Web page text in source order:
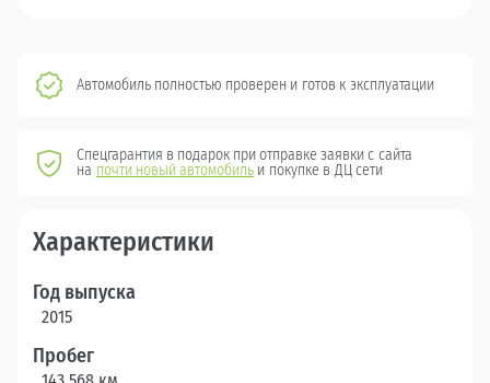
Автомобиль полностью проверен и готов к эксплуатации
Спецгарантия в подарок при отправке заявки с сайта
на почти новый автомобиль и покупке в ДЦ сети
Характеристики
Год выпуска
2015
Пробег